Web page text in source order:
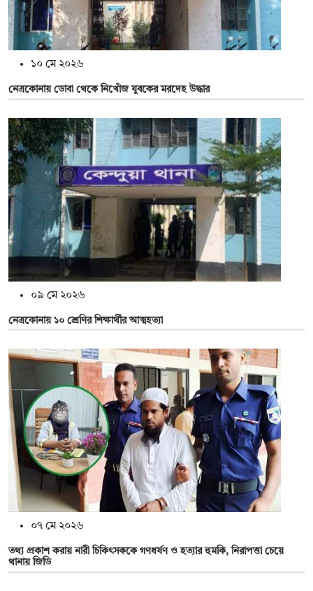
১০ মে ২০২৬
নেত্রকোনায় ডোবা থেকে নিখোঁজ যুবকের মরদেহ উদ্ধার
০৯ মে ২০২৬
নেত্রকোনায় ১০ শ্রেণির শিক্ষার্থীর আত্মহত্যা
০৭ মে ২০২৬
তথ্য প্রকাশ করায় নারী চিকিৎসককে গণধর্ষণ ও হত্যার হুমকি, নিরাপত্তা চেয়ে
থানায় জিডি